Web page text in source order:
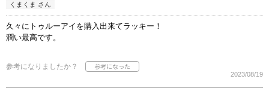
くまくま さん
久々にトゥルーアイを購入出来てラッキー！
潤い最高です。
参考になりましたか？
2023/08/19